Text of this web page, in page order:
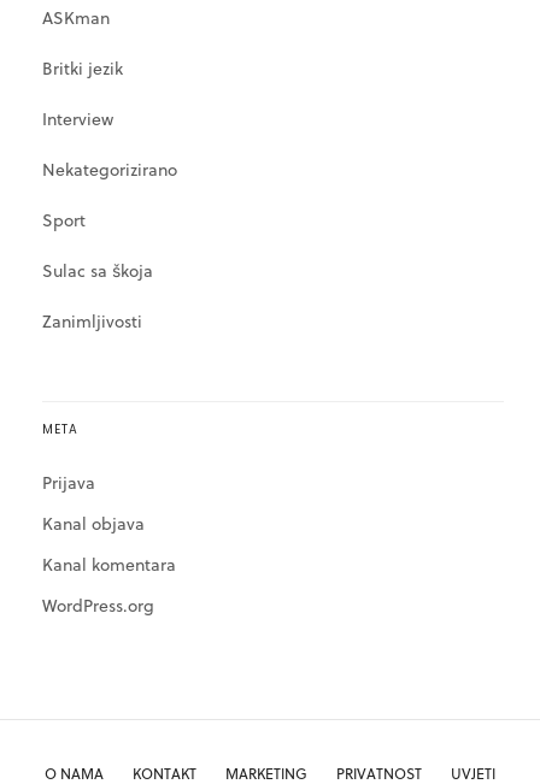
ASKman
Britki jezik
Interview
Nekategorizirano
Sport
Sulac sa škoja
Zanimljivosti
META
Prijava
Kanal objava
Kanal komentara
WordPress.org
O NAMA KONTAKT MARKETING PRIVATNOST UVJETI